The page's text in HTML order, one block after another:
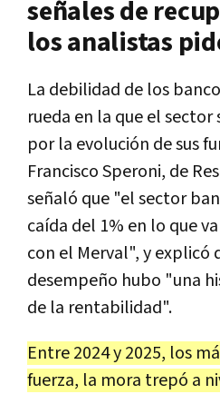
señales de
los analistas
La debilidad de los
rueda en la que el sector
por la evolución de sus
Francisco Speroni, de
señaló que "el sector
caída del 1% en lo que
con el Merval", y explicó
desempeño hubo "una
de la rentabilidad".
Entre 2024 y 2025, los
fuerza, la mora trepó a